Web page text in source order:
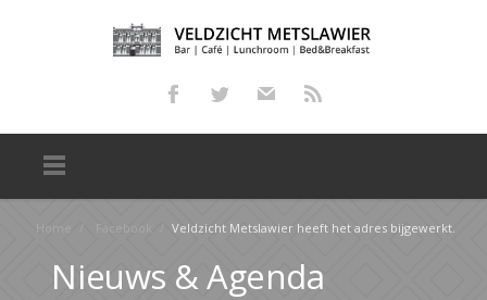
Home Facebook Veldzicht Metslawier heeft het adres bijgewerkt.
Nieuws & Agenda